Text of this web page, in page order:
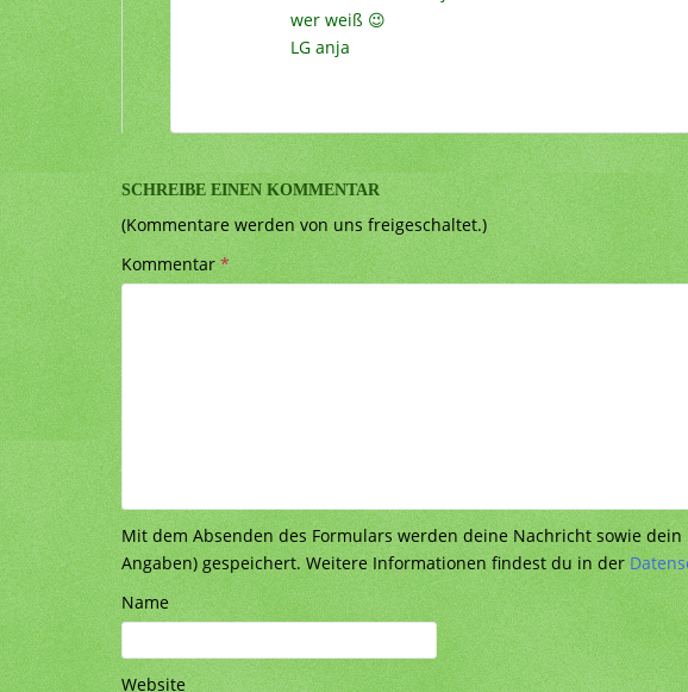
wer weiß 😉
LG anja
SCHREIBE EINEN KOMMENTAR
(Kommentare werden von uns freigeschaltet.)
Kommentar*
Mit dem Absenden des Formulars werden deine Nachricht sowie
Angaben) gespeichert. Weitere Informationen findest du in der
Name
Website